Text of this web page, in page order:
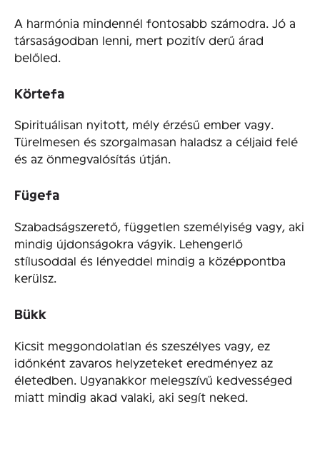
A harmónia mindennél fontosabb számodra. Jó a
társaságodban lenni, mert pozitív derű árad
belőled.
Körtefa
Spirituálisan nyitott, mély érzésű ember vagy.
Türelmesen és szorgalmasan haladsz a céljaid felé
és az önmegvalósítás útján.
Fügefa
Szabadságszerető, független személyiség vagy, aki
mindig újdonságokra vágyik. Lehengerlő
stílusoddal és lényeddel mindig a középpontba
kerülsz.
Bükk
Kicsit meggondolatlan és szeszélyes vagy, ez
időnként zavaros helyzeteket eredményez az
életedben. Ugyanakkor melegszívű kedvességed
miatt mindig akad valaki, aki segít neked.